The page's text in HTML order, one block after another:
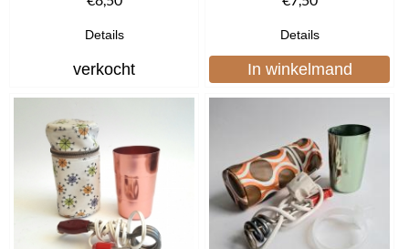
Details
verkocht
Details
In winkelmand